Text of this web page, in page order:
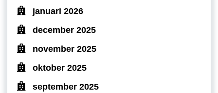
januari 2026
december 2025
november 2025
oktober 2025
september 2025